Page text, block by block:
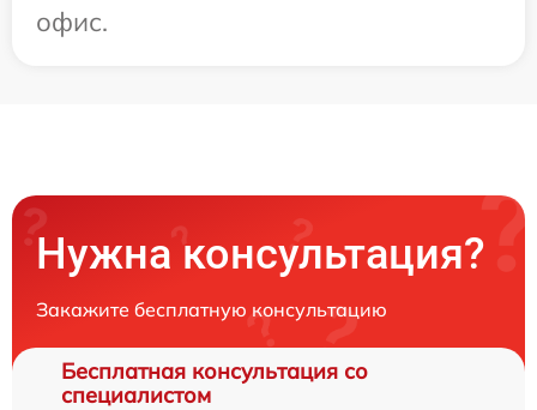
офис.
Нужна консультация?
Закажите бесплатную консультацию
Бесплатная консультация со
специалистом